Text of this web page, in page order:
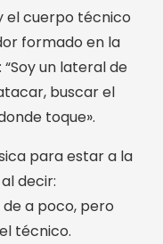
el cuerpo técnico
formado en la
un lateral de
buscar el
toque».
para estar a la
decir:
a poco, pero
técnico.